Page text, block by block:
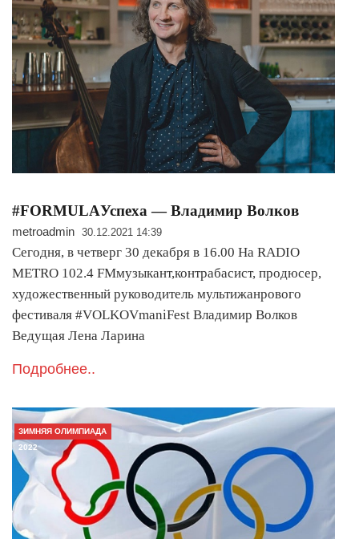
#FORMULAУспеха — Владимир Волков
metroadmin 30.12.2021 14:39
Сегодня, в четверг 30 декабря в 16.00 На RADIO
METRO 102.4 FMмузыкант,контрабасист, продюсер,
художественный руководитель мультижанрового
фестиваля #VOLKOVmaniFest Владимир Волков
Ведущая Лена Ларина
Подробнее..
ЗИМНЯЯ ОЛИМПИАДА
2022